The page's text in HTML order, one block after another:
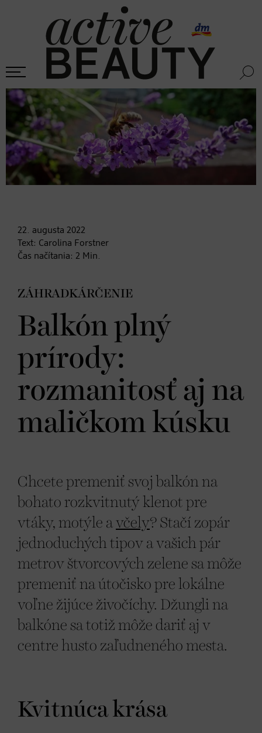
22. augusta 2022
Text: Carolina Forstner
Čas načítania: 2 Min.
ZÁHRADKÁRČENIE
Balkón plný
prírody:
rozmanitosť aj na
maličkom kúsku
Chcete premeniť svoj balkón na
bohato rozkvitnutý klenot pre
vtáky, motýle a včely? Stačí zopár
jednoduchých tipov a vašich pár
metrov štvorcových zelene sa môže
premeniť na útočisko pre lokálne
voľne žijúce živočíchy. Džungli na
balkóne sa totiž môže dariť aj v
centre husto zaľudneného mesta.
Kvitnúca krása